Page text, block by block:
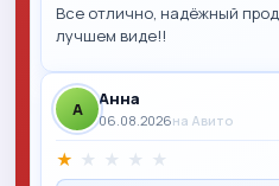
Все отлично, надёжный
лучшем виде!!
A Анна
06.08.2026на Авито
★ ★ ★ ★ ★